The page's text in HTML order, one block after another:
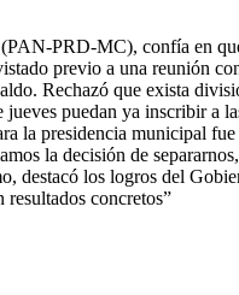
PRD-MC), confía en
previo a una reunión
Rechazó que exista
puedan ya inscribir a
la presidencia municipal
la decisión de
destacó los logros del
resultados concretos”